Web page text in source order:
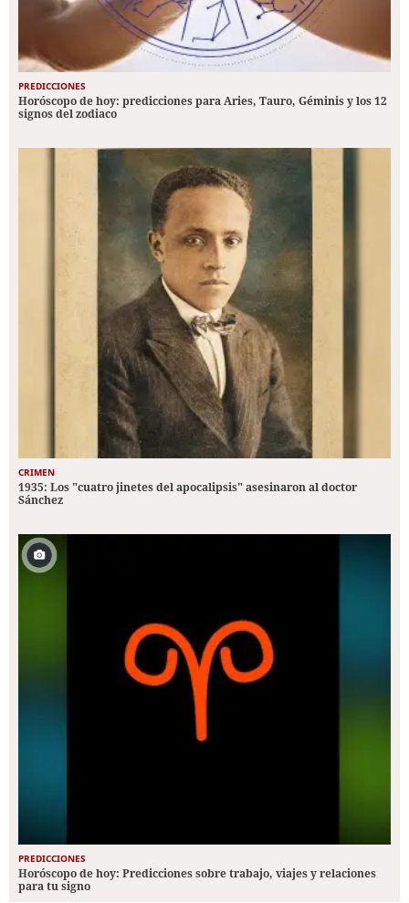
PREDICCIONES
Horóscopo de hoy: predicciones para Aries, Tauro, Géminis y los 12
signos del zodiaco
CRIMEN
1935: Los "cuatro jinetes del apocalipsis" asesinaron al doctor
Sánchez
PREDICCIONES
Horóscopo de hoy: Predicciones sobre trabajo, viajes y relaciones
para tu signo